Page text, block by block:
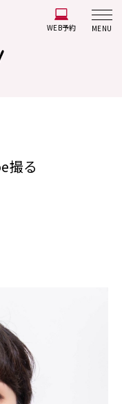
WEB予約 MENU
撮る